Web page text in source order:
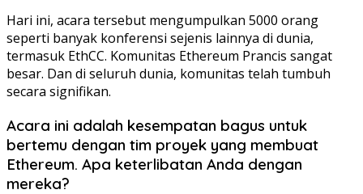
Hari ini, acara tersebut mengumpulkan 5000 orang
seperti banyak konferensi sejenis lainnya di dunia,
termasuk EthCC. Komunitas Ethereum Prancis sangat
besar. Dan di seluruh dunia, komunitas telah tumbuh
secara signifikan.
Acara ini adalah kesempatan bagus untuk
bertemu dengan tim proyek yang membuat
Ethereum. Apa keterlibatan Anda dengan
mereka?